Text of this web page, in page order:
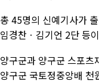
총 45명의 신예기사가
임경찬ㆍ김기언 2단 등
양구군과 양구군 스포
양구군 국토정중앙배